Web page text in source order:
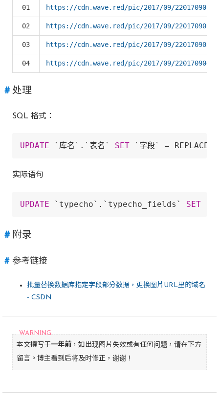
01 https://cdn.wave.red/pic/2017/09/
02 https://cdn.wave.red/pic/2017/09/
03 https://cdn.wave.red/pic/2017/09/
04 https://cdn.wave.red/pic/2017/09/
处理
SQL 格式：
UPDATE `库名`.`表名` SET `字段` =
实际语句
UPDATE `typecho`.`typecho_fields` SET
附录
参考链接
批量替换数据库指定字段部分数据，更换图片URL里的域名
- CSDN
本文撰写于一年前 ，如出现图片失效或有任何问题，请在下方
留言。博主看到后将及时修正，谢谢！